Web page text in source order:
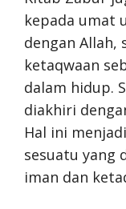
kepada umat
dengan Allah,
ketaqwaan
dalam hidup.
diakhiri
Hal ini
sesuatu yang
iman dan